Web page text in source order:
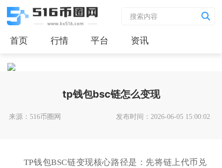
首页 行情 平台 资讯
tp钱包bsc链怎么变现
来源：516币圈网 发布时间：2026-06-05 15:00:02
TP钱包BSC链变现核心路径是：先将链上代币兑